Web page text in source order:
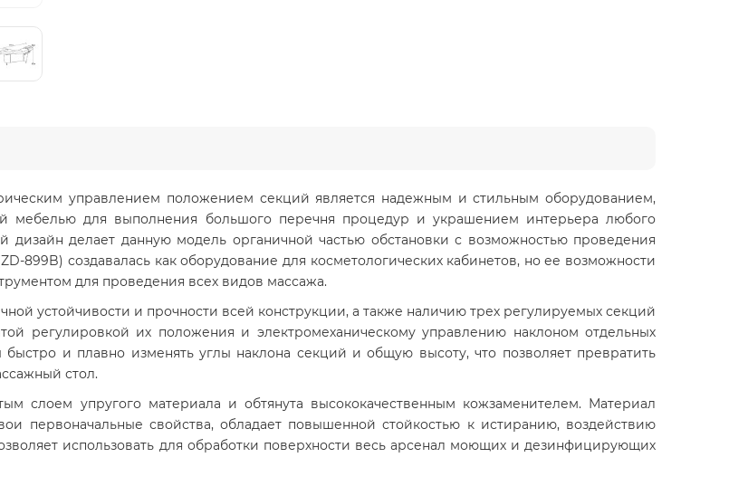
управлением положением секций является надежным и стильным оборудованием,
мебелью для выполнения большого перечня процедур и украшением интерьера любого
дизайн делает данную модель органичной частью обстановки с возможностью проведения
899B) создавалась как оборудование для косметологических кабинетов, но ее возможности
для проведения всех видов массажа.
устойчивости и прочности всей конструкции, а также наличию трех регулируемых секций
регулировкой их положения и электромеханическому управлению наклоном отдельных
и плавно изменять углы наклона секций и общую высоту, что позволяет превратить
стол.
слоем упругого материала и обтянута высококачественным кожзаменителем. Материал
первоначальные свойства, обладает повышенной стойкостью к истиранию, воздействию
использовать для обработки поверхности весь арсенал моющих и дезинфицирующих